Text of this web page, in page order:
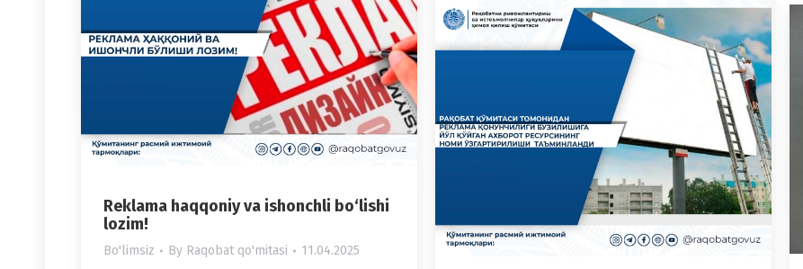
Reklama haqqoniy va ishonchli bo‘lishi
lozim!
Bo'limsiz By Raqobat qo'mitasi 11.04.2025